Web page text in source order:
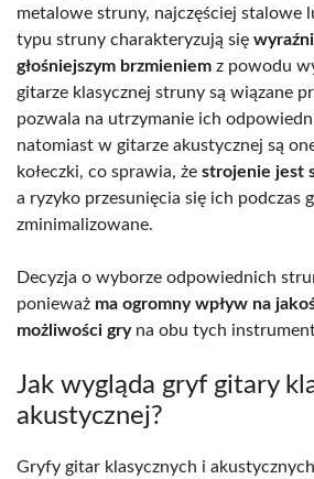
metalowe struny, najczęściej stalowe
typu struny charakteryzują się
głośniejszym brzmieniem z powodu
gitarze klasycznej struny są wiązane
pozwala na utrzymanie ich
natomiast w gitarze akustycznej są
kołeczki, co sprawia, że strojenie jest
a ryzyko przesunięcia się ich podczas
zminimalizowane.
Decyzja o wyborze odpowiednich
ponieważ ma ogromny wpływ na
możliwości gryna obu tych
Jak wygląda gryf gitary
akustycznej?
Gryfy gitar klasycznych i